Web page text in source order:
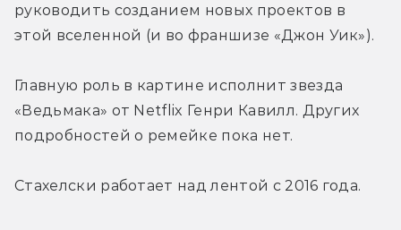
руководить созданием новых проектов в
этой вселенной (и во франшизе «Джон Уик»).
Главную роль в картине исполнит звезда
«Ведьмака» от Netflix Генри Кавилл. Других
подробностей о ремейке пока нет.
Стахелски работает над лентой с 2016 года.